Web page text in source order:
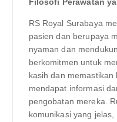
RS Royal Surabaya
pasien dan berupaya
nyaman dan
berkomitmen untuk
kasih dan
mendapat informasi
pengobatan mereka.
komunikasi yang